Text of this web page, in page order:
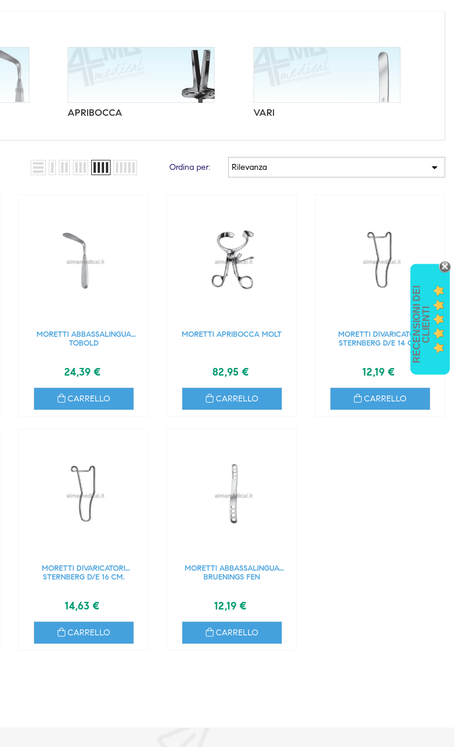
APRIBOCCA VARI
Ordina per: Rilevanza 
MORETTI ABBASSALINGUA
TOBOLD
24,39 €
CARRELLO
MORETTI APRIBOCCA MOLT
82,95 €
CARRELLO
MORETTI DIVARICATORI
STERNBERG D/E 14 CM.
12,19 €
CARRELLO
MORETTI DIVARICATORI
STERNBERG D/E 16 CM.
14,63 €
CARRELLO
MORETTI ABBASSALINGUA
BRUENINGS FEN
12,19 €
CARRELLO
R
E
C
E
N
S
I
ON
I
D
E
I
C
L
I
E
N
TI